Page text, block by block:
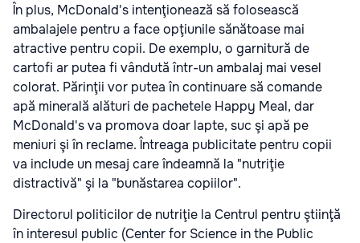
În plus, McDonald's intenţionează să folosească
ambalajele pentru a face opţiunile sănătoase mai
atractive pentru copii. De exemplu, o garnitură de
cartofi ar putea fi vândută într-un ambalaj mai vesel
colorat. Părinţii vor putea în continuare să comande
apă minerală alături de pachetele Happy Meal, dar
McDonald's va promova doar lapte, suc şi apă pe
meniuri şi în reclame. Întreaga publicitate pentru copii
va include un mesaj care îndeamnă la "nutriţie
distractivă" şi la "bunăstarea copiilor".
Directorul politicilor de nutriţie la Centrul pentru ştiinţă
în interesul public (Center for Science in the Public